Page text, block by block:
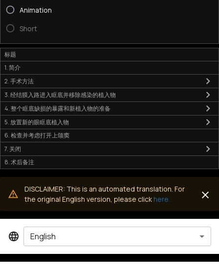
Animation
Short
标题
1. 简介
2. 手术方法
3. 经结膜入路进入眶底并移除感染的植入物
4. 整个眶底缺损的暴露和新植入物的准备
5. 放置新的眼眶底植入物
6. 检查并考虑打开上颌窦
7. 关闭
8. 术后备注
DISCLAIMER: This is an automated translation. For
the original English version, please click here.
English